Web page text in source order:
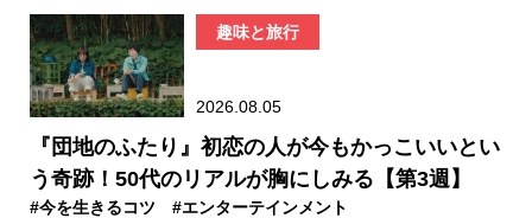
趣味と旅行
2026.08.05
『団地のふたり』初恋の人が今もかっこいいとい
う奇跡！50代のリアルが胸にしみる【第3週】
#今を生きるコツ #エンターテインメント